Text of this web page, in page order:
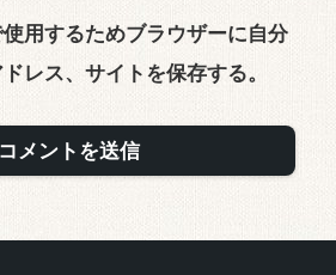
用するためブラウザーに自分
レス、サイトを保存する。